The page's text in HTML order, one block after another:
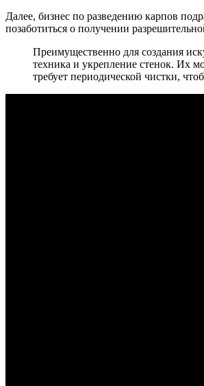
Далее, бизнес по разведению карпов
позаботиться о получении
Преимущественно для создания
техника и укрепление стенок. Их
требует периодической чистки,